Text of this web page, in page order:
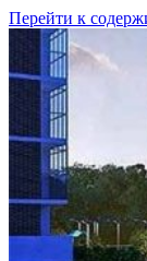
Перейти к